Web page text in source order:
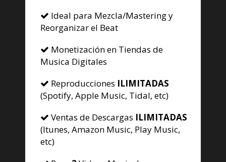
Ideal para Mezcla/Mastering y
Reorganizar el Beat
Monetización en Tiendas de
Musica Digitales
Reproducciones ILIMITADAS
(Spotify, Apple Music, Tidal, etc)
Ventas de Descargas ILIMITADAS
(Itunes, Amazon Music, Play Music,
etc)